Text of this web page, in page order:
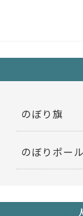
k
のぼり旗
のぼりポール